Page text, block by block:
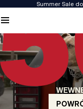
Summer Sale
JAKOŚĆ TO
Naszą odzież
wytrzymałości,
US ORIGIN
Nasze korzenie
surowy, autentyczny i
MARKA Z
Nasze kolekcje